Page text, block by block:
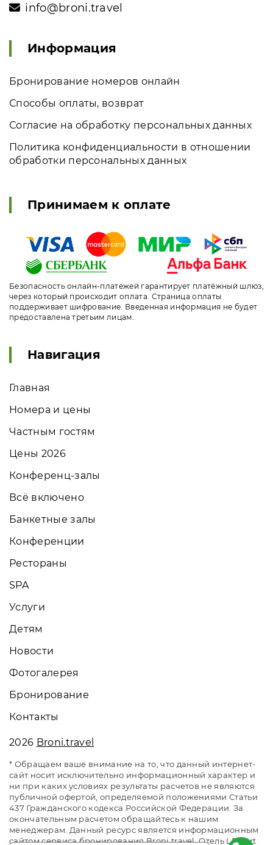
info@broni.travel
Информация
Бронирование номеров онлайн
Способы оплаты, возврат
Согласие на обработку персональных данных
Политика конфиденциальности в отношении
обработки персональных данных
Принимаем к оплате
Безопасность онлайн-платежей гарантирует платёжный шлюз,
через который происходит оплата. Страница оплаты
поддерживает шифрование. Введенная информация не будет
предоставлена третьим лицам.
Навигация
Главная
Номера и цены
Частным гостям
Цены 2026
Конференц-залы
Всё включено
Банкетные залы
Конференции
Рестораны
SPA
Услуги
Детям
Новости
Фотогалерея
Бронирование
Контакты
2026 Broni.travel
* Обращаем ваше внимание на то, что данный интернет-
сайт носит исключительно информационный характер и
ни при каких условиях результаты расчетов не являются
публичной офертой, определяемой положениями Статьи
437 Гражданского кодекса Российской Федерации. За
окончательным расчетом обращайтесь к нашим
менеджерам. Данный ресурс является информационным
сайтом сервиса бронирования Broni.travel. Отель LES Art